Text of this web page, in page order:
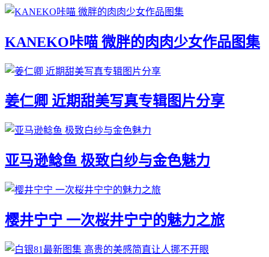
KANEKO咔喵 微胖的肉肉少女作品图集
姜仁卿 近期甜美写真专辑图片分享
亚马逊鲶鱼 极致白纱与金色魅力
樱井宁宁 一次桜井宁宁的魅力之旅